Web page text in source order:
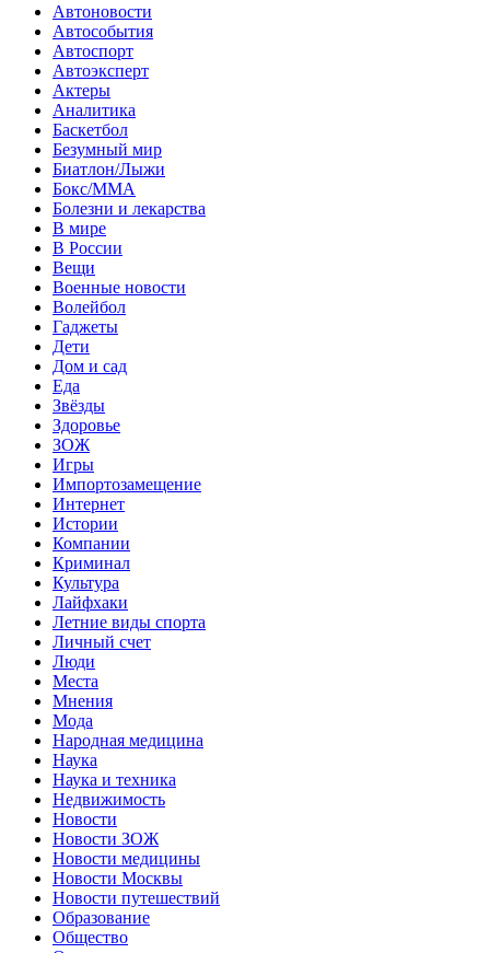
Автоновости
Автособытия
Автоспорт
Автоэксперт
Актеры
Аналитика
Баскетбол
Безумный мир
Биатлон/Лыжи
Бокс/MMA
Болезни и лекарства
В мире
В России
Вещи
Военные новости
Волейбол
Гаджеты
Дети
Дом и сад
Еда
Звёзды
Здоровье
ЗОЖ
Игры
Импортозамещение
Интернет
Истории
Компании
Криминал
Культура
Лайфхаки
Летние виды спорта
Личный счет
Люди
Места
Мнения
Мода
Народная медицина
Наука
Наука и техника
Недвижимость
Новости
Новости ЗОЖ
Новости медицины
Новости Москвы
Новости путешествий
Образование
Общество